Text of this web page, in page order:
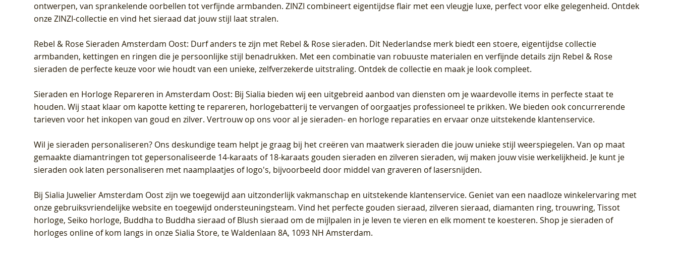
ontwerpen, van sprankelende oorbellen tot verfijnde armbanden. ZINZI combineert eigentijdse flair met een vleugje luxe, perfect voor elke gelegenheid. Ontdek
onze ZINZI-collectie en vind het sieraad dat jouw stijl laat stralen.
Rebel & Rose Sieraden Amsterdam Oost: Durf anders te zijn met Rebel & Rose sieraden. Dit Nederlandse merk biedt een stoere, eigentijdse collectie
armbanden, kettingen en ringen die je persoonlijke stijl benadrukken. Met een combinatie van robuuste materialen en verfijnde details zijn Rebel & Rose
sieraden de perfecte keuze voor wie houdt van een unieke, zelfverzekerde uitstraling. Ontdek de collectie en maak je look compleet.
Sieraden en Horloge Repareren in Amsterdam Oost: Bij Sialia bieden wij een uitgebreid aanbod van diensten om je waardevolle items in perfecte staat te
houden. Wij staat klaar om kapotte ketting te repareren, horlogebatterij te vervangen of oorgaatjes professioneel te prikken. We bieden ook concurrerende
tarieven voor het inkopen van goud en zilver. Vertrouw op ons voor al je sieraden- en horloge reparaties en ervaar onze uitstekende klantenservice.
Wil je sieraden personaliseren? Ons deskundige team helpt je graag bij het creëren van maatwerk sieraden die jouw unieke stijl weerspiegelen. Van op maat
gemaakte diamantringen tot gepersonaliseerde 14-karaats of 18-karaats gouden sieraden en zilveren sieraden, wij maken jouw visie werkelijkheid. Je kunt je
sieraden ook laten personaliseren met naamplaatjes of logo's, bijvoorbeeld door middel van graveren of lasersnijden.
BijSialia Juwelier Amsterdam Oostzijn we toegewijd aan uitzonderlijk vakmanschap en uitstekende klantenservice. Geniet van een naadloze winkelervaring met
onze gebruiksvriendelijke website en toegewijd ondersteuningsteam. Vind het perfecte gouden sieraad, zilveren sieraad, diamanten ring, trouwring, Tissot
horloge, Seiko horloge, Buddha to Buddha sieraad of Blush sieraad om de mijlpalen in je leven te vieren en elk moment te koesteren. Shop je sieraden of
horloges online of kom langs in onze Sialia Store, te Waldenlaan 8A, 1093 NH Amsterdam.